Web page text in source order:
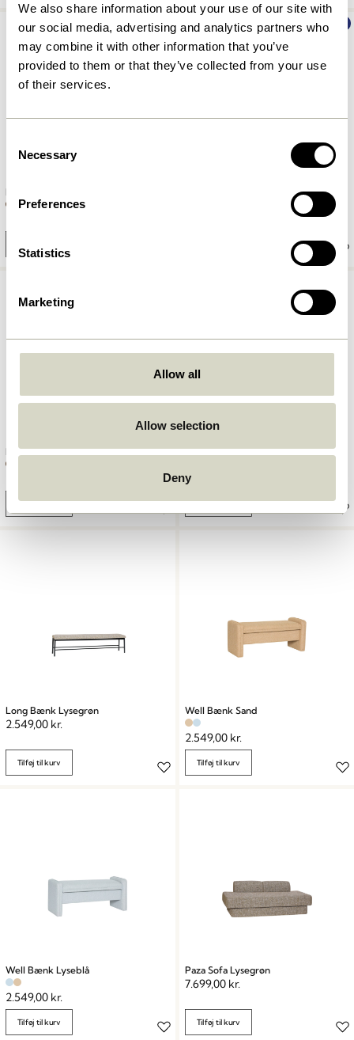
We also share information about your use of our site with
our social media, advertising and analytics partners who
may combine it with other information that you’ve
provided to them or that they’ve collected from your use
of their services.
Selection
Necessary
Preferences
Statistics
Marketing
Allow all
Allow selection
Deny
UDENDØRS NYHED
Haus Skammel Brun
UDENDØRS
Haus Spisestol Brun
Tilføj til kurv
Crayon Rullebord Natur
2.299,00
Tilføj til kurv
Long Bænk Lysegrøn
2.549,00 kr.
Tilføj til kurv
Well Bænk Sand
2.549,00 kr.
Tilføj til kurv
Well Bænk Lyseblå
2.549,00 kr.
Tilføj til kurv
Paza Sofa Lysegrøn
7.699,00 kr.
Tilføj til kurv